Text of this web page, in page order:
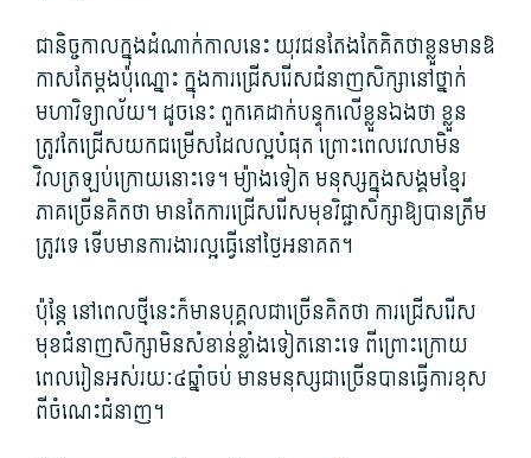
ជានិច្ចកាល​ក្នុង​ដំណាក់កាល​នេះ យុវជន​តែងតែ​គិត​ថា​ខ្លួន​មាន​ឱ​
កា​ស​តែ​ម្ត​ង​ប៉ុ​​ណ្នោះ ក្នុង​ការ​ជ្រើសរើស​ជំនាញ​សិក្សា​នៅ​ថ្នាក់​
មហាវិទ្យាល័យ។ ដូចនេះ ពួក​គេ​ដាក់​បន្ទុក​លើ​ខ្លួន​ឯង​ថា ខ្លួន​
ត្រូវតែ​ជ្រើស​យក​ជម្រើស​ដែល​ល្អ​បំផុត ព្រោះ​ពេលវេលា​មិន​
វិលត្រឡប់​ក្រោយ​នោះ​ទេ។ ម្យ៉ាងទៀត មនុស្ស​ក្នុង​សង្គម​ខែ្មរ
ភាគច្រើន​គិត​ថា មានតែ​ការ​ជ្រើសរើស​មុខវិជ្ជា​សិក្សា​ឱ្យ​បាន​ត្រឹម
ត្រូវ​ទេ ទើប​មានការ​ងារ​ល្អ​ធ្វើ​នៅ​ថ្ងៃ​អនាគត។
ប៉ុន្តែ នៅ​ពេល​ថ្មី​នេះក៏​មាន​បុគ្គល​ជាច្រើន​គិត​ថា ការ​ជ្រើសរើស​
មុខជំនាញ​សិក្សា​មិន​សំខាន់​ខ្លាំង​ទៀត​នោះ​ទេ ពីព្រោះ​ក្រោយ
ពេល​រៀន​អស់​រយៈ៤ឆ្នាំ​ចប់ មាន​មនុស្សជា​ច្រើន​បាន​ធ្វើការ​ខុស​
ពី​ចំណេះ​ជំនាញ។